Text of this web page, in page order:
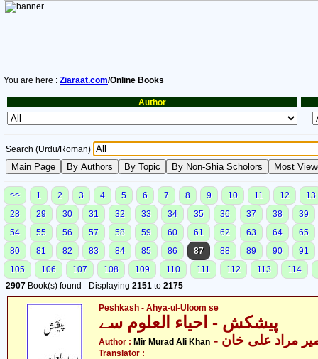
You are here : Ziaraat.com/Online Books
Author
Search (Urdu/Roman)
<< 1 2 3 4 5 6 7 8 9 10 11 12
13
28
29 30 31 32 33 34 35 36 37 38
39
54
55 56 57 58 59 60 61 62 63 64
65
80
81 82 83 84 85 86 87 88 89 90
91
105
106 107 108 109 110 111 112 113
114
2907 Book(s) found - Displaying 2151 to 2175
Peshkash - Ahya-ul-Uloom se
پیشکش - احیاء العلوم سے
Author : Mir Murad Ali Khan میر مراد علی خان
Translator :